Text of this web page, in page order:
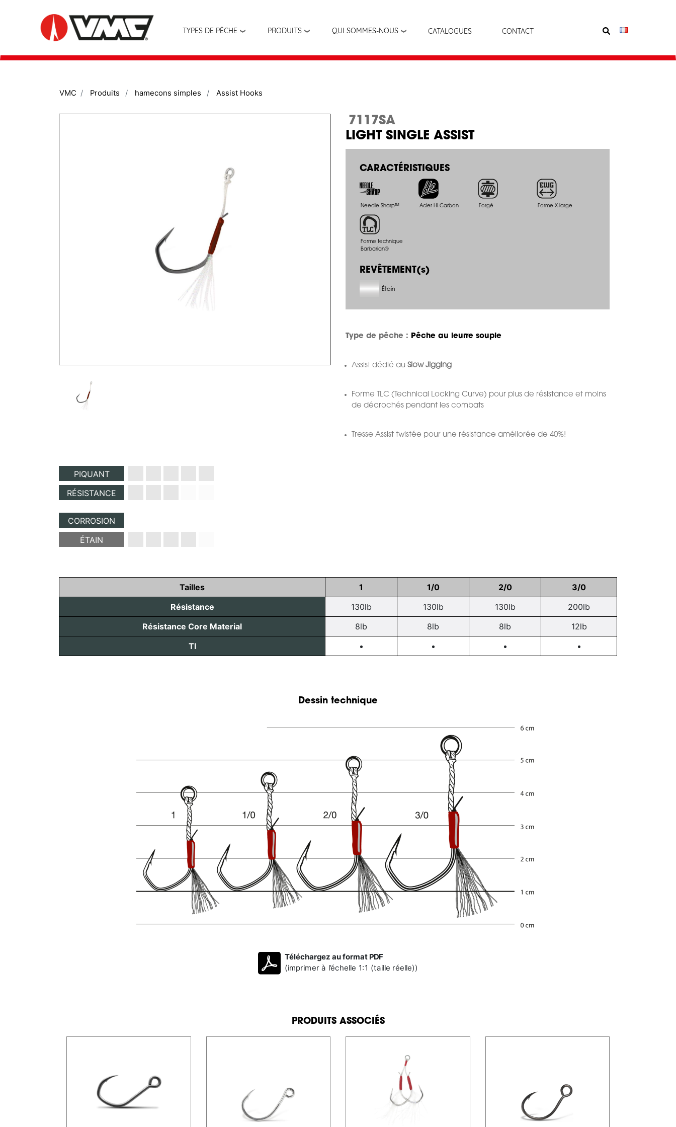
contenu
TYPES DE PÊCHE PRODUITS QUI SOMMES-NOUS CATALOGUES CONTACT
VMC Produits hamecons simples Assist Hooks
7117SA
LIGHT SINGLE ASSIST
CARACTÉRISTIQUES
Needle Sharp™ Acier Hi-Carbon Forgé Forme X-large
Forme technique
Barbarian®
REVÊTEMENT(s)
Étain
Type de pêche : Pêche au leurre souple
Assist dédié au Slow Jigging
Forme TLC (Technical Locking Curve) pour plus de résistance et moins
de décrochés pendant les combats
Tresse Assist twistée pour une résistance améliorée de 40%!
PIQUANT
RÉSISTANCE
CORROSION
ÉTAIN
Tailles 1 1/0 2/0
3/0
Résistance
130lb 130lb 130lb
200lb
Résistance Core Material
8lb 8lb 8lb
12lb
TI
Dessin technique
Téléchargez au format PDF
(imprimer à l’échelle 1:1 (taille réelle))
PRODUITS ASSOCIÉS